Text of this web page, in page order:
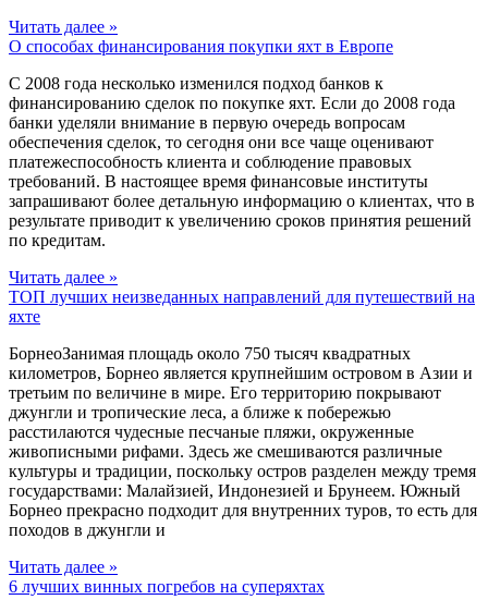
Читать далее »
О способах финансирования покупки яхт в Европе
C 2008 года несколько изменился подход банков к
финансированию сделок по покупке яхт. Если до 2008 года
банки уделяли внимание в первую очередь вопросам
обеспечения сделок, то сегодня они все чаще оценивают
платежеспособность клиента и соблюдение правовых
требований. В настоящее время финансовые институты
запрашивают более детальную информацию о клиентах, что в
результате приводит к увеличению сроков принятия решений
по кредитам.
Читать далее »
ТОП лучших неизведанных направлений для путешествий на
яхте
БорнеоЗанимая площадь около 750 тысяч квадратных
километров, Борнео является крупнейшим островом в Азии и
третьим по величине в мире. Его территорию покрывают
джунгли и тропические леса, а ближе к побережью
расстилаются чудесные песчаные пляжи, окруженные
живописными рифами. Здесь же смешиваются различные
культуры и традиции, поскольку остров разделен между тремя
государствами: Малайзией, Индонезией и Брунеем. Южный
Борнео прекрасно подходит для внутренних туров, то есть для
походов в джунгли и
Читать далее »
6 лучших винных погребов на суперяхтах